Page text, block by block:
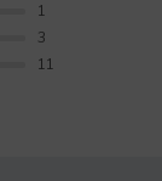
1
3
11